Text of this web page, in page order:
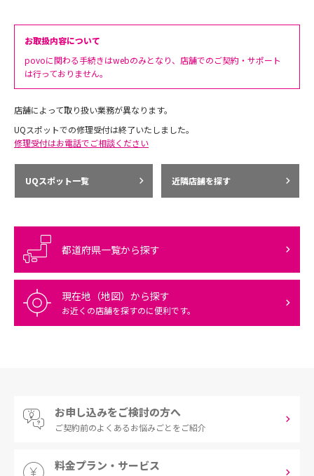
お取扱内容について
povoに関わる手続きはwebのみとなり、店舗でのご契約・サポート
は行っておりません。
店舗によって取り扱い業務が異なります。
UQスポットでの修理受付は終了いたしました。
修理受付はお電話でご相談ください
UQスポット一覧 近隣店舗を探す
都道府県一覧から探す
現在地（地図）から探す
お近くの店舗を探すのに便利です。
お申し込みをご検討の方へ
ご契約前のよくあるお悩みごとをご紹介
料金プラン・サービス